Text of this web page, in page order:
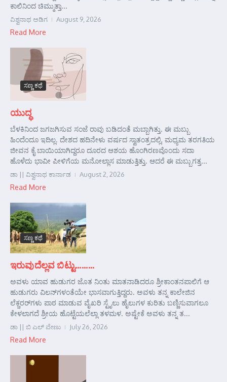
ಕಾಲಿನಿಂದ ಚಿಮ್ಮುತ್ತಾ...
ವಿಶ್ವನಾಥ ಅಡಿಗ August 9, 2026
Read More
ಸಣ್ಣ ಕಥೆ
ಯುದ್ಧ
ಬೆಳಕಿನಿಂದ ಜಗಜಗಿಸುವ ಸಂಜೆ ರಾವು ಬಡಿದಂತೆ ಮಬ್ಬಾಗಿತ್ತು. ಈ ಮಬ್ಬು
ಹಿಂದೆಂದೂ ಇದಿಲ್ಲ. ದೇಶದ ಹದಿನೇಳು ವರ್ಷದ ಸ್ವಾತಂತ್ರದಲ್ಲಿ, ಮಧ್ಯಮ ತರಗತಿಯ
ಜೀವನ ಕೈ ಬಾಯಿಯಾಗಿದ್ದರೂ ದೂರದ ಆಶಯ ಹೊಂಗಿರಣವೊಂದು ಸದಾ
ಹೊಳೆದು ಭಾವೀ ಪೀಳಿಗೆಯ ಮನೋಲ್ಲಾಸ ಮಾಡುತ್ತಿತ್ತು. ಆದರೆ ಈ ಮಬ್ಬುಗತ್ತ...
ಡಾ || ವಿಶ್ವನಾಥ ಕಾರ್ನಾಡ August 2, 2026
Read More
ಸಣ್ಣ ಕಥೆ
ಇರುವುದೆಲ್ಲವ ಬಿಟ್ಟು………
ಅವಳು ಯಾವ ಹುಡುಗರ ಜೊತ ನಿಂತು ಮಾತನಾಡಿದರೂ ಶ್ರೀಕಾಂತನಪಾಲಿಗೆ ಆ
ಹುಡುಗರು ವಿಲನ್‌ಗಳಂತೆಯೇ ಭಾಸವಾಗುತ್ತಿದ್ದರು. ಅವಳು ತನ್ನ ಕಾಲೇಜಿನ
ಲೆಕ್ಚರರ್‌ಗಳು ಪಾಠ ಮಾಡುವ ವೈಖರಿ ಸ್ಟೈಲು ಹೈಲುಗಳ ಕುರಿತು ಬಣ್ಣಿಸುವಾಗಲೂ
ಕೇಳಲಾಗದೆ ಶ್ರೀಯ ಹೊಟ್ಟೆಯಲೆಲ್ಲಾ ತಳಮಳ. ಅಷ್ಟೇಕೆ ಅವಳು ತನ್ನ ತ...
ಡಾ || ಬಿ ಎಲ್ ವೇಣು July 26, 2026
Read More